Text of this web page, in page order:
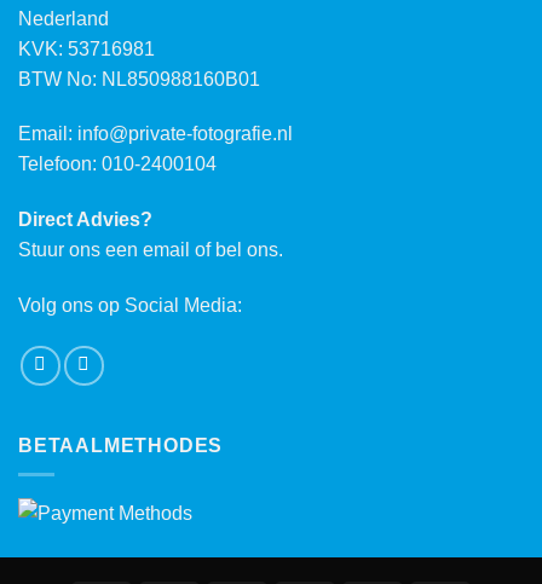
Nederland
KVK: 53716981
BTW No: NL850988160B01
Email: info@private-fotografie.nl
Telefoon: 010-2400104
Direct Advies?
Stuur ons een email of bel ons.
Volg ons op Social Media:
BETAALMETHODES